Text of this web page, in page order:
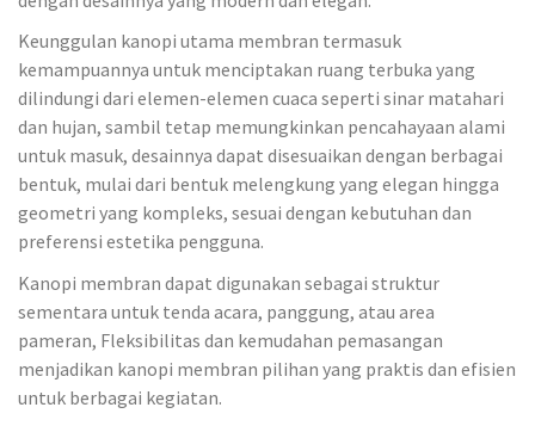
Keunggulan kanopi utama membran termasuk
kemampuannya untuk menciptakan ruang terbuka yang
dilindungi dari elemen-elemen cuaca seperti sinar matahari
dan hujan, sambil tetap memungkinkan pencahayaan alami
untuk masuk, desainnya dapat disesuaikan dengan berbagai
bentuk, mulai dari bentuk melengkung yang elegan hingga
geometri yang kompleks, sesuai dengan kebutuhan dan
preferensi estetika pengguna.
Kanopi membran dapat digunakan sebagai struktur
sementara untuk tenda acara, panggung, atau area
pameran, Fleksibilitas dan kemudahan pemasangan
menjadikan kanopi membran pilihan yang praktis dan efisien
untuk berbagai kegiatan.